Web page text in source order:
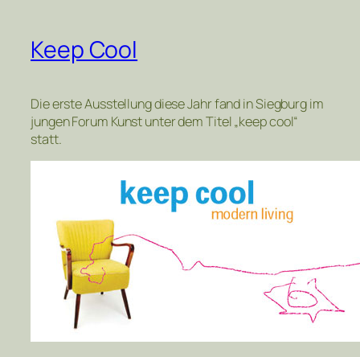
Keep Cool
Die erste Ausstellung diese Jahr fand in Siegburg im
jungen Forum Kunst unter dem Titel „keep cool“
statt.